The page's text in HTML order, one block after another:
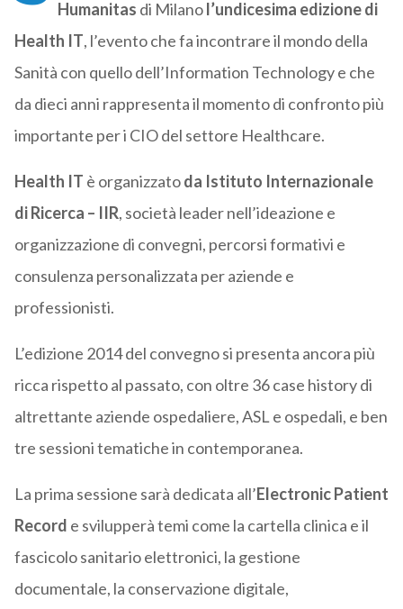
Humanitas di Milanol’undicesima edizione di
Health IT, l’evento che fa incontrare il mondo della
Sanità con quello dell’Information Technology e che
da dieci anni rappresenta il momento di confronto più
importante per i CIO del settore Healthcare.
Health IT è organizzatoda Istituto Internazionale
di Ricerca – IIR, società leader nell’ideazione e
organizzazione di convegni, percorsi formativi e
consulenza personalizzata per aziende e
professionisti.
L’edizione 2014 del convegno si presenta ancora più
ricca rispetto al passato, con oltre 36 case history di
altrettante aziende ospedaliere, ASL e ospedali, e ben
tre sessioni tematiche in contemporanea.
La prima sessione sarà dedicata all’Electronic Patient
Record e svilupperà temi come la cartella clinica e il
fascicolo sanitario elettronici, la gestione
documentale, la conservazione digitale,